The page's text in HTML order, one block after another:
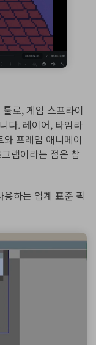
로, 게임 스프라이
다. 레이어, 타임라
프레임 애니메이
램이라는 점은 참
하는 업계 표준 픽